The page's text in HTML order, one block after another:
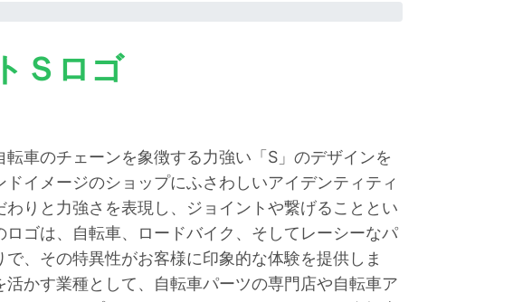
Ｓロゴ
転車のチェーンを象徴する力強い「S」のデザインを
イメージのショップにふさわしいアイデンティティ
りと力強さを表現し、ジョイントや繋げることとい
ゴは、自転車、ロードバイク、そしてレーシーなパ
、その特異性がお客様に印象的な体験を提供しま
かす業種として、自転車パーツの専門店や自転車ア